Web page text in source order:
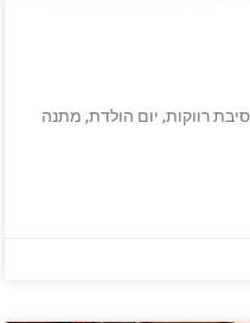
רווקות, יום הולדת, מתנה